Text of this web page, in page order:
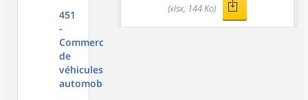
451
-
Commerce
de
véhicules
automobiles
(xlsx, 144 Ko)